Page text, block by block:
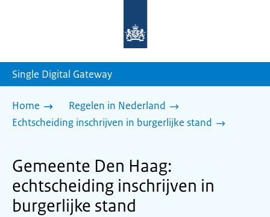
homepage
Single Digital Gateway
Home
Regelen in Nederland
Echtscheiding inschrijven in burgerlijke stand
Gemeente Den Haag:
echtscheiding inschrijven in
burgerlijke stand